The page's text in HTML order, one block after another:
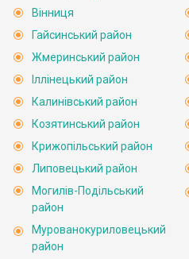
Вінниця
Гайсинський район
Жмеринський район
Іллінецький район
Калинівський район
Козятинський район
Крижопільський район
Липовецький район
Могилів-Подільський
район
Мурованокуриловецький
район